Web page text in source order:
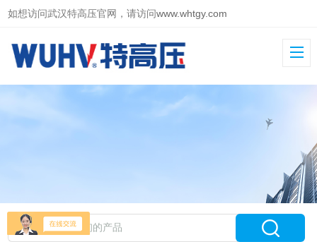
如想访问武汉特高压官网，请访问www.whtgy.com